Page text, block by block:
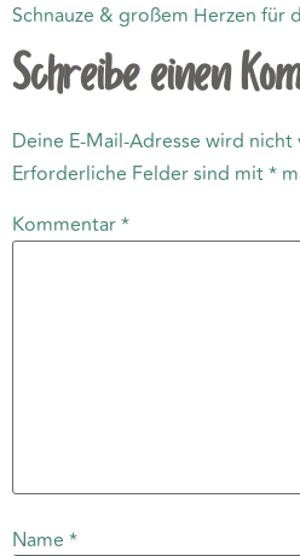
Schnauze & großem Herzen für
Schreibe einen
Deine E-Mail-Adresse wird
Erforderliche Felder sind mit*
Kommentar*
Name *